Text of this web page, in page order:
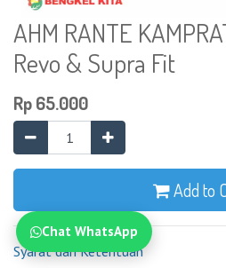
AHM RANTE
Revo & Supra Fit
Rp65.000
Add to
Syarat dan Ketentuan
Chat WhatsApp